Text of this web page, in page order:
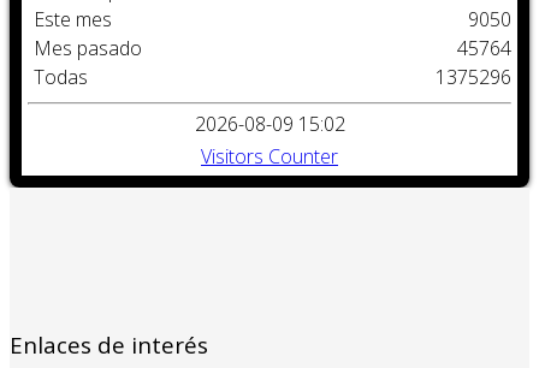
Este mes
Mes pasado
Todas
9050
45764
1375296
2026-08-09 15:02
Visitors Counter
Enlaces de interés